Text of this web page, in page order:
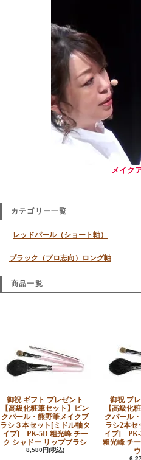
メイク
カテゴリー一覧
レッドパール（ショート軸）
ブラック（プロ志向）ロング軸
商品一覧
御祝 ギフト プレゼント
【高級化粧筆セット】ピン
クパール・熊野筆メイクブ
ラシ３本セット[ミドル軸タ
イプ] PK-5D 粗光峰 チー
ク シャドー リップブラシ
8,580円(税込)
御祝 プ
【高級化
クパール
ラシ2本セ
イプ] PK-
粗光峰 チ